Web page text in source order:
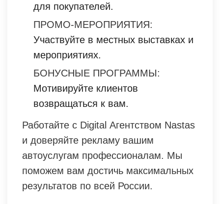
для покупателей.
ПРОМО-МЕРОПРИЯТИЯ:
Участвуйте в местных выставках и
мероприятиях.
БОНУСНЫЕ ПРОГРАММЫ:
Мотивируйте клиентов
возвращаться к вам.
Работайте с Digital Агентством Nastas
и доверяйте рекламу вашим
автоуслугам профессионалам. Мы
поможем вам достичь максимальных
результатов по всей России.